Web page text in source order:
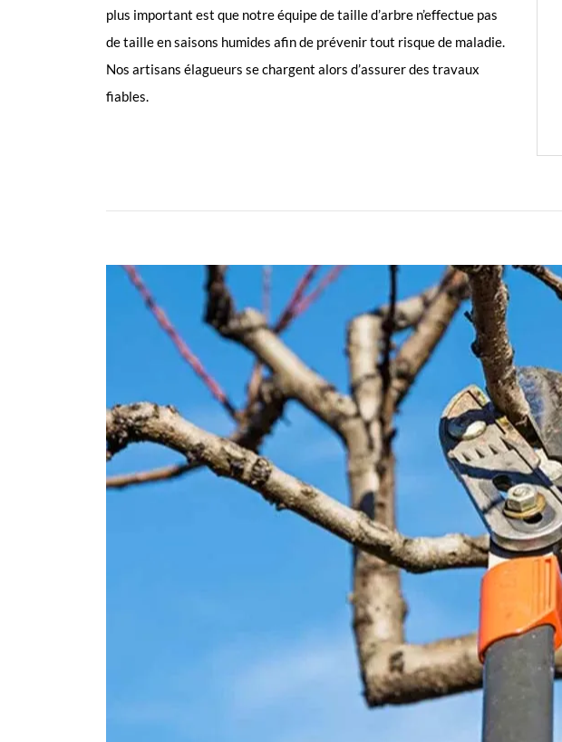
plus important est que notre équipe de taille d’arbre n’effectue pas
de taille en saisons humides afin de prévenir tout risque de maladie.
Nos artisans élagueurs se chargent alors d’assurer des travaux
fiables.